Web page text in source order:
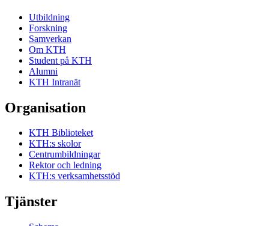
Utbildning
Forskning
Samverkan
Om KTH
Student på KTH
Alumni
KTH Intranät
Organisation
KTH Biblioteket
KTH:s skolor
Centrumbildningar
Rektor och ledning
KTH:s verksamhetsstöd
Tjänster